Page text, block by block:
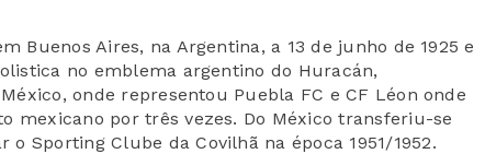
Buenos Aires, na Argentina, a 13 de junho de 1925 e
no emblema argentino do Huracán,
onde representou Puebla FC e CF Léon onde
mexicano por três vezes. Do México transferiu-se
o SportingClube da Covilhã na época 1951/1952.